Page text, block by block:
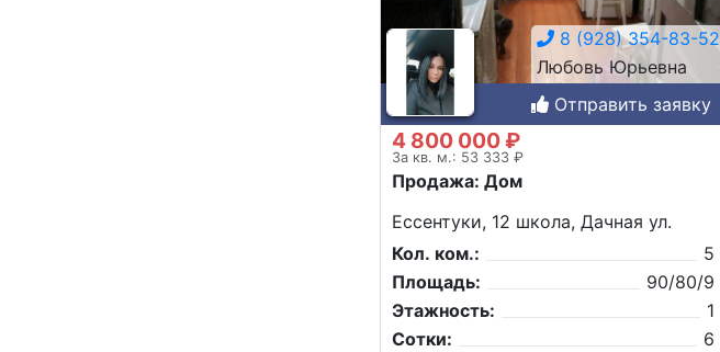
8 (928) 354-83-52
Любовь Юрьевна
Отправить заявку
4 800 000 ₽
За кв. м.: 53 333 ₽
Продажа: Дом
Ессентуки, 12 школа, Дачная ул.
Кол. ком.:
5
Площадь:
90/80/9
Этажность:
1
Сотки:
6